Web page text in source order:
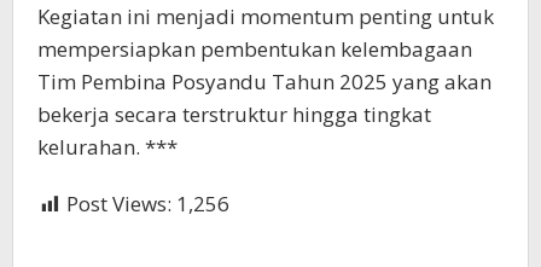
Kegiatan ini menjadi momentum penting untuk
mempersiapkan pembentukan kelembagaan
Tim Pembina Posyandu Tahun 2025 yang akan
bekerja secara terstruktur hingga tingkat
kelurahan. ***
Post Views: 1,256